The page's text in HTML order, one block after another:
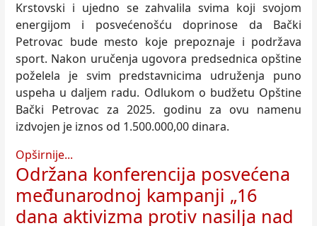
Krstovski i ujedno se zahvalila svima koji svojom
energijom i posvećenošću doprinose da Bački
Petrovac bude mesto koje prepoznaje i podržava
sport. Nakon uručenja ugovora predsednica opštine
poželela je svim predstavnicima udruženja puno
uspeha u daljem radu. Odlukom o budžetu Opštine
Bački Petrovac za 2025. godinu za ovu namenu
izdvojen je iznos od 1.500.000,00 dinara.
Opširnije...
Održana konferencija posvećena
međunarodnoj kampanji „16
dana aktivizma protiv nasilja nad